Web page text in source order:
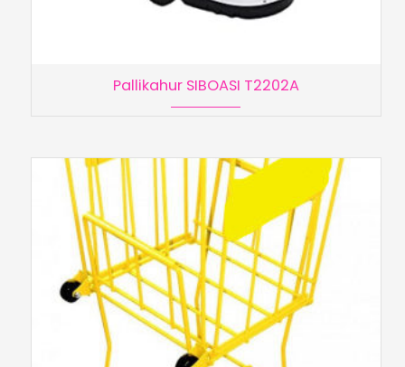
Pallikahur SIBOASI T2202A